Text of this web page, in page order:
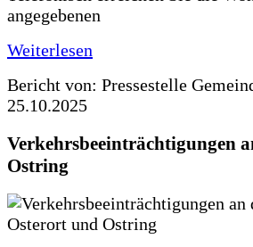
angegebenen
Weiterlesen
Bericht von: Pressestelle
25.10.2025
Verkehrsbeeinträchtigungen
Ostring